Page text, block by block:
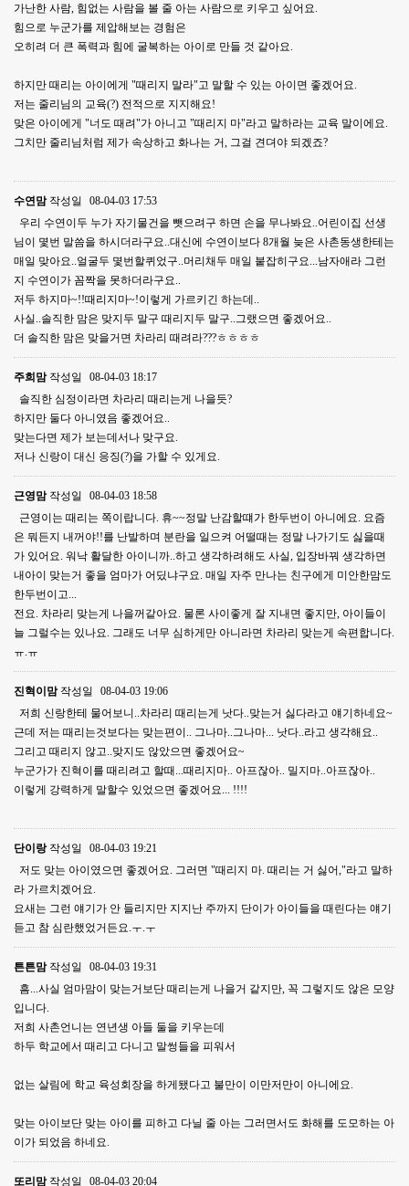
가난한 사람, 힘없는 사람을 볼 줄 아는 사람으로 키우고 싶어요.
힘으로 누군가를 제압해보는 경험은
오히려 더 큰 폭력과 힘에 굴복하는 아이로 만들 것 같아요.
하지만 때리는 아이에게 "때리지 말라"고 말할 수 있는 아이면 좋겠어요.
저는 줄리님의 교육(?) 전적으로 지지해요!
맞은 아이에게 "너도 때려"가 아니고 "때리지 마"라고 말하라는 교육 말이에요.
그치만 줄리님처럼 제가 속상하고 화나는 거, 그걸 견뎌야 되겠죠?
수연맘 작성일
08-04-03 17:53
우리 수연이두 누가 자기물건을 뺏으려구 하면 손을 무나봐요..어린이집 선생
님이 몇번 말씀을 하시더라구요..대신에 수연이보다 8개월 늦은 사촌동생한테는
매일 맞아요..얼굴두 몇번할퀴었구..머리채두 매일 붙잡히구요...남자애라 그런
지 수연이가 꼼짝을 못하더라구요..
저두 하지마~!!때리지마~!이렇게 가르키긴 하는데..
사실..솔직한 맘은 맞지두 말구 때리지두 말구..그랬으면 좋겠어요..
더 솔직한 맘은 맞을거면 차라리 때려라???ㅎㅎㅎㅎ
주희맘 작성일
08-04-03 18:17
솔직한 심정이라면 차라리 때리는게 나을듯?
하지만 둘다 아니였음 좋겠어요..
맞는다면 제가 보는데서나 맞구요.
저나 신랑이 대신 응징(?)을 가할 수 있게요.
근영맘 작성일
08-04-03 18:58
근영이는 때리는 쪽이랍니다. 휴~~정말 난감할떄가 한두번이 아니에요. 요즘
은 뭐든지 내꺼야!!를 난발하며 분란을 일으켜 어떨때는 정말 나가기도 싫을때
가 있어요. 워낙 활달한 아이니까..하고 생각하려해도 사실, 입장바꿔 생각하면
내아이 맞는거 좋을 엄마가 어딨냐구요. 매일 자주 만나는 친구에게 미안한맘도
한두번이고...
전요. 차라리 맞는게 나을꺼같아요. 물론 사이좋게 잘 지내면 좋지만, 아이들이
늘 그럴수는 있나요. 그래도 너무 심하게만 아니라면 차라리 맞는게 속편합니다.
ㅠ.ㅠ
진혁이맘 작성일
08-04-03 19:06
저희 신랑한테 물어보니..차라리 때리는게 낫다..맞는거 싫다라고 얘기하네요~
근데 저는 때리는것보다는 맞는편이.. 그나마..그나마... 낫다..라고 생각해요..
그리고 때리지 않고..맞지도 않았으면 좋겠어요~
누군가가 진혁이를 때리려고 할때...때리지마.. 아프잖아.. 밀지마..아프잖아..
이렇게 강력하게 말할수 있었으면 좋겠어요... !!!!
단이랑 작성일
08-04-03 19:21
저도 맞는 아이였으면 좋겠어요. 그러면 "때리지 마. 때리는 거 싫어,"라고 말하
라 가르치겠어요.
요새는 그런 얘기가 안 들리지만 지지난 주까지 단이가 아이들을 때린다는 얘기
듣고 참 심란했었거든요.ㅜ.ㅜ
튼튼맘 작성일
08-04-03 19:31
흠...사실 엄마맘이 맞는거보단 때리는게 나을거 같지만, 꼭 그렇지도 않은 모양
입니다.
저희 사촌언니는 연년생 아들 둘을 키우는데
하두 학교에서 때리고 다니고 말썽들을 피워서
없는 살림에 학교 육성회장을 하게됐다고 불만이 이만저만이 아니에요.
맞는 아이보단 맞는 아이를 피하고 다닐 줄 아는 그러면서도 화해를 도모하는 아
이가 되었음 하네요.
또리맘 작성일 08-04-03 20:04